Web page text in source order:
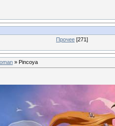
Прочее [271]
» Pincoya